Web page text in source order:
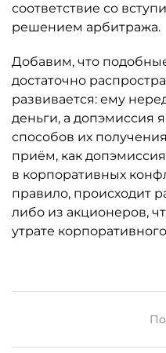
соответствие со
решением арбитража.
Добавим, что
достаточно
развивается: ему
деньги, а допэмиссия
способов их
приём, как
в корпоративных
правило, происходит
либо из акционеров,
утрате